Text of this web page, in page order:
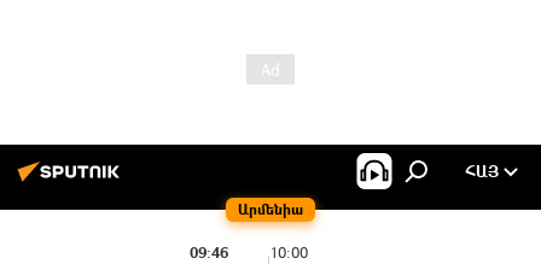
Արմենիա
ՀԱՅ
10:00
09:46